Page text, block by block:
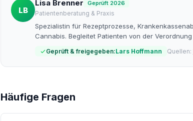
LB
Lisa Brenner Geprüft 2026
Patientenberatung & Praxis
Spezialistin für Rezeptprozesse,
Cannabis. Begleitet Patienten von der
Geprüft & freigegeben:Lars Hoffmann Quellen:
Häufige Fragen